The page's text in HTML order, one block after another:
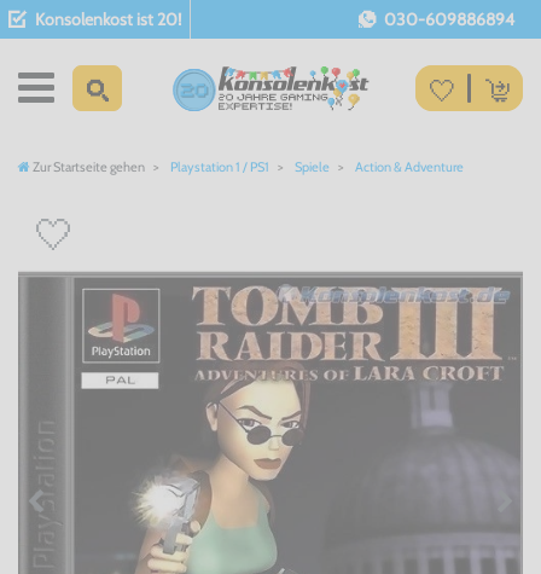
Konsolenkost ist 20! 030-609886894
Zur Startseite gehen Playstation 1 / PS1 Spiele Action & Adventure